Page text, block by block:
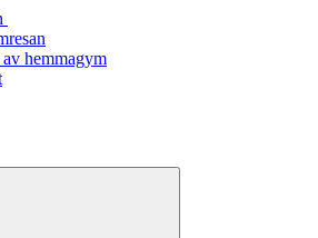
hemmagym